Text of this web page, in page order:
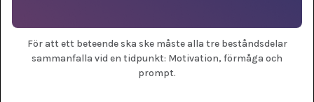
För att ett beteende ska ske måste alla tre beståndsdelar
sammanfalla vid en tidpunkt: Motivation, förmåga och
prompt.